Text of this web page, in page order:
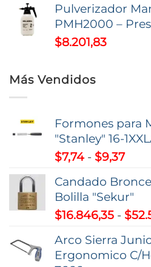
Pulverizador
PMH2000 –
$8.201,83
Más Vendidos
Formones para
"Stanley" 16-
$7,74 - $9,37
desde
hasta
Candado
Bolilla "Sekur"
$16.846,35 - $
Arco Sierra
Ergonomico C/